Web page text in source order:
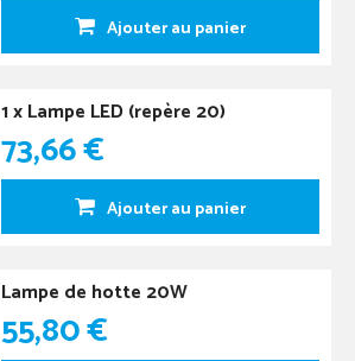
Ajouter au panier
1 x Lampe LED (repère 20)
73,66 €
Ajouter au panier
Lampe de hotte 20W
55,80 €